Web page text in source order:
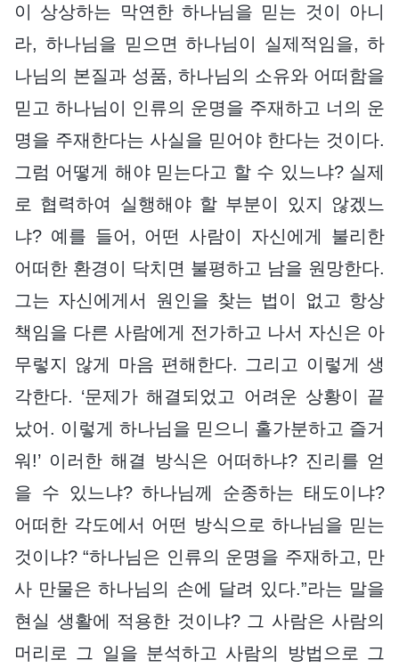
이 상상하는 막연한 하나님을 믿는 것이 아니
라, 하나님을 믿으면 하나님이 실제적임을, 하
나님의 본질과 성품, 하나님의 소유와 어떠함을
믿고 하나님이 인류의 운명을 주재하고 너의 운
명을 주재한다는 사실을 믿어야 한다는 것이다.
그럼 어떻게 해야 믿는다고 할 수 있느냐? 실제
로 협력하여 실행해야 할 부분이 있지 않겠느
냐? 예를 들어, 어떤 사람이 자신에게 불리한
어떠한 환경이 닥치면 불평하고 남을 원망한다.
그는 자신에게서 원인을 찾는 법이 없고 항상
책임을 다른 사람에게 전가하고 나서 자신은 아
무렇지 않게 마음 편해한다. 그리고 이렇게 생
각한다. ‘문제가 해결되었고 어려운 상황이 끝
났어. 이렇게 하나님을 믿으니 홀가분하고 즐거
워!’ 이러한 해결 방식은 어떠하냐? 진리를 얻
을 수 있느냐? 하나님께 순종하는 태도이냐?
어떠한 각도에서 어떤 방식으로 하나님을 믿는
것이냐? “하나님은 인류의 운명을 주재하고, 만
사 만물은 하나님의 손에 달려 있다.”라는 말을
현실 생활에 적용한 것이냐? 그 사람은 사람의
머리로 그 일을 분석하고 사람의 방법으로 그